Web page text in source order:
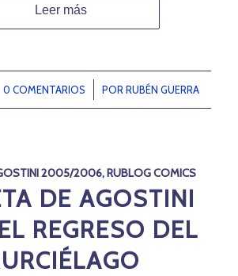
Leer más
0 COMENTARIOS
/ PORRUBÉN GUERRA
2005/2006,RUBLOG COMICS
DE AGOSTINI
REGRESO DEL